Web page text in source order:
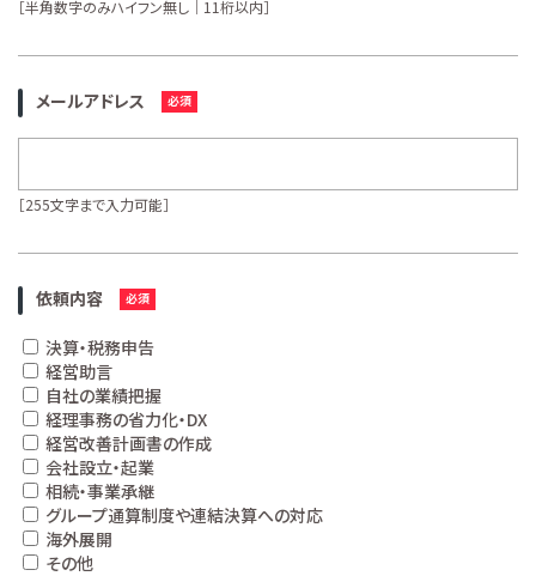
［半角数字のみハイフン無し｜11桁以内］
メールアドレス
［255文字まで入力可能］
依頼内容
決算・税務申告
経営助言
自社の業績把握
経理事務の省力化・DX
経営改善計画書の作成
会社設立・起業
相続・事業承継
グループ通算制度や連結決算への対応
海外展開
その他